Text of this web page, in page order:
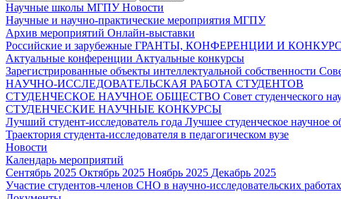
Научные школы МГПУНовости
Научные и научно-практические мероприятия МГПУ
Архив мероприятий Онлайн-выставки
Российские и зарубежные ГРАНТЫ, КОНФЕРЕНЦИИ И
Актуальные конференции Актуальные конкурсы
Зарегистрированные объекты интеллектуальной собственности
НАУЧНО-ИССЛЕДОВАТЕЛЬСКАЯ РАБОТА СТУДЕНТОВ
СТУДЕНЧЕСКОЕ НАУЧНОЕ ОБЩЕСТВО Совет студенческого
СТУДЕНЧЕСКИЕ НАУЧНЫЕ КОНКУРСЫ
Лучший студент-исследователь года Лучшее студенческое
Траектория студента-исследователя в педагогическом вузе
Новости
Календарь мероприятий
Сентябрь 2025 Октябрь 2025 Ноябрь 2025 Декабрь 2025
Участие студентов-членов СНО в научно-исследовательских работах